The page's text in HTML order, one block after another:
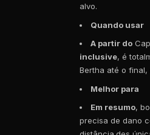
alvo.
Quando usar
A partir do
inclusive, é
Bertha até o final,
Melhor para
Em resumo,
precisa de dano